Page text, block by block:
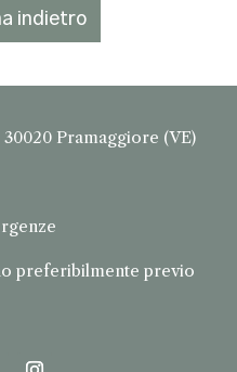
indietro
Pramaggiore (VE)
preferibilmente previo